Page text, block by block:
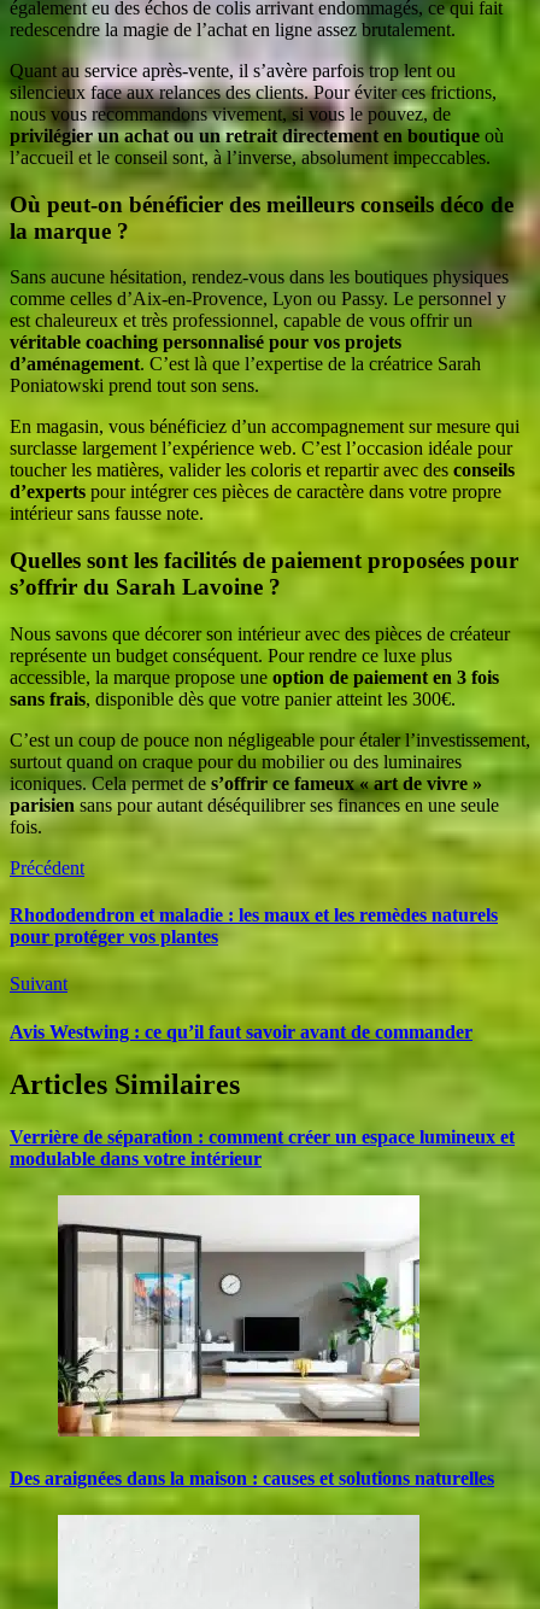
également eu des échos de colis arrivant endommagés, ce qui fait
redescendre la magie de l’achat en ligne assez brutalement.
Quant au service après-vente, il s’avère parfois trop lent ou
silencieux face aux relances des clients. Pour éviter ces frictions,
nous vous recommandons vivement, si vous le pouvez, de
privilégier un achat ou un retrait directement en boutique où
l’accueil et le conseil sont, à l’inverse, absolument impeccables.
Où peut-on bénéficier des meilleurs conseils déco de
la marque ?
Sans aucune hésitation, rendez-vous dans les boutiques physiques
comme celles d’Aix-en-Provence, Lyon ou Passy. Le personnel y
est chaleureux et très professionnel, capable de vous offrir un
véritable coaching personnalisé pour vos projets
d’aménagement. C’est là que l’expertise de la créatrice Sarah
Poniatowski prend tout son sens.
En magasin, vous bénéficiez d’un accompagnement sur mesure qui
surclasse largement l’expérience web. C’est l’occasion idéale pour
toucher les matières, valider les coloris et repartir avec des conseils
d’experts pour intégrer ces pièces de caractère dans votre propre
intérieur sans fausse note.
Quelles sont les facilités de paiement proposées pour
s’offrir du Sarah Lavoine ?
Nous savons que décorer son intérieur avec des pièces de créateur
représente un budget conséquent. Pour rendre ce luxe plus
accessible, la marque propose une option de paiement en 3 fois
sans frais, disponible dès que votre panier atteint les 300€.
C’est un coup de pouce non négligeable pour étaler l’investissement,
surtout quand on craque pour du mobilier ou des luminaires
iconiques. Cela permet des’offrir ce fameux « art de vivre »
parisien sans pour autant déséquilibrer ses finances en une seule
fois.
Précédent
Rhododendron et maladie : les maux et les remèdes naturels
pour protéger vos plantes
Suivant
Avis Westwing : ce qu’il faut savoir avant de commander
Articles Similaires
Verrière de séparation : comment créer un espace lumineux et
modulable dans votre intérieur
Des araignées dans la maison : causes et solutions naturelles